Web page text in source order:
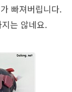
빠져버립니다.
는 않네요.